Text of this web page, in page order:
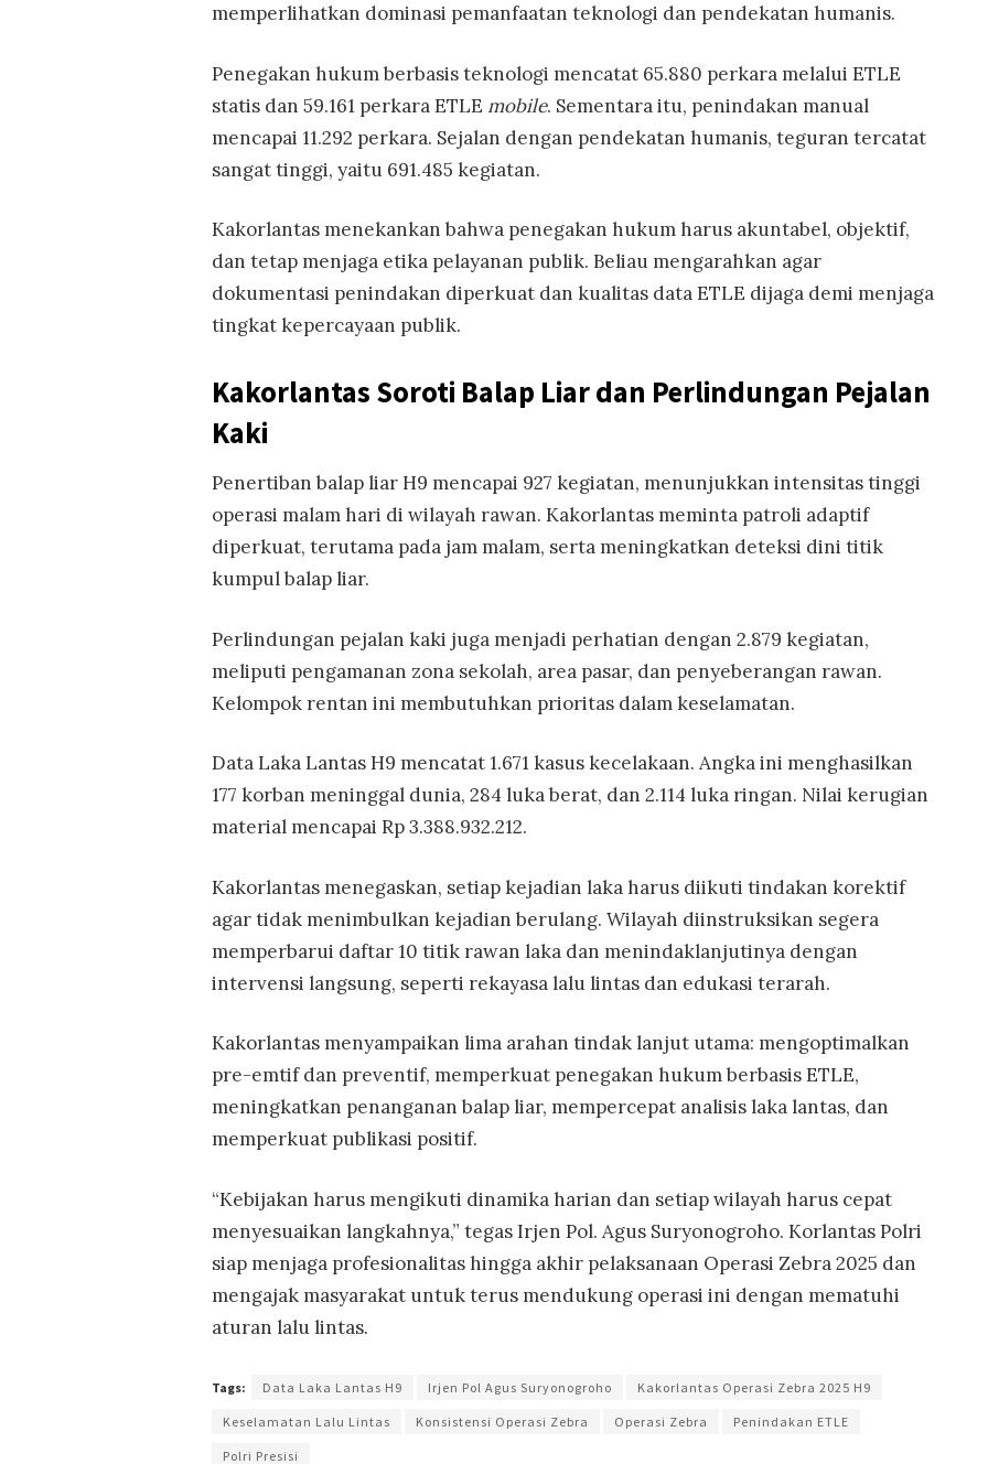
memperlihatkan dominasi pemanfaatan teknologi dan pendekatan humanis.
Penegakan hukum berbasis teknologi mencatat 65.880 perkara melalui ETLE
statis dan 59.161 perkara ETLE mobile. Sementara itu, penindakan manual
mencapai 11.292 perkara. Sejalan dengan pendekatan humanis, teguran tercatat
sangat tinggi, yaitu 691.485 kegiatan.
Kakorlantas menekankan bahwa penegakan hukum harus akuntabel, objektif,
dan tetap menjaga etika pelayanan publik. Beliau mengarahkan agar
dokumentasi penindakan diperkuat dan kualitas data ETLE dijaga demi menjaga
tingkat kepercayaan publik.
Kakorlantas Soroti Balap Liar dan Perlindungan Pejalan
Kaki
Penertiban balap liar H9 mencapai 927 kegiatan, menunjukkan intensitas tinggi
operasi malam hari di wilayah rawan. Kakorlantas meminta patroli adaptif
diperkuat, terutama pada jam malam, serta meningkatkan deteksi dini titik
kumpul balap liar.
Perlindungan pejalan kaki juga menjadi perhatian dengan 2.879 kegiatan,
meliputi pengamanan zona sekolah, area pasar, dan penyeberangan rawan.
Kelompok rentan ini membutuhkan prioritas dalam keselamatan.
Data Laka Lantas H9 mencatat 1.671 kasus kecelakaan. Angka ini menghasilkan
177 korban meninggal dunia, 284 luka berat, dan 2.114 luka ringan. Nilai kerugian
material mencapai Rp 3.388.932.212.
Kakorlantas menegaskan, setiap kejadian laka harus diikuti tindakan korektif
agar tidak menimbulkan kejadian berulang. Wilayah diinstruksikan segera
memperbarui daftar 10 titik rawan laka dan menindaklanjutinya dengan
intervensi langsung, seperti rekayasa lalu lintas dan edukasi terarah.
Kakorlantas menyampaikan lima arahan tindak lanjut utama: mengoptimalkan
pre-emtif dan preventif, memperkuat penegakan hukum berbasis ETLE,
meningkatkan penanganan balap liar, mempercepat analisis laka lantas, dan
memperkuat publikasi positif.
“Kebijakan harus mengikuti dinamika harian dan setiap wilayah harus cepat
menyesuaikan langkahnya,” tegas Irjen Pol. Agus Suryonogroho. Korlantas Polri
siap menjaga profesionalitas hingga akhir pelaksanaan Operasi Zebra 2025 dan
mengajak masyarakat untuk terus mendukung operasi ini dengan mematuhi
aturan lalu lintas.
Tags: Data Laka Lantas H9 Irjen Pol Agus Suryonogroho Kakorlantas Operasi Zebra 2025 H9
Keselamatan Lalu Lintas Konsistensi Operasi Zebra Operasi Zebra Penindakan ETLE
Polri Presisi